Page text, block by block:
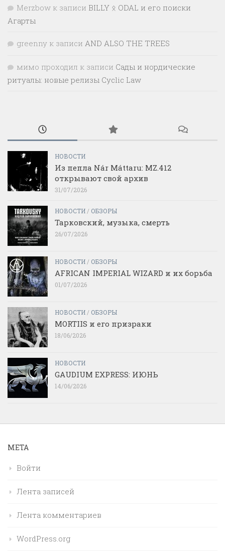
Merzbow к записи BILLY ᛟ ODAL и его поиски
Агарты
greenny к записи AND ALSO THE TREES
мимо проходил к записи Сады и нордические
ритуалы: новые релизы Cyclic Law
НОВОСТИ
Из пепла Nár Máttaru: MZ.412
открывают свой архив
31/07/2026
НОВОСТИ / ОБЗОРЫ
Тарковский, музыка, смерть
26/07/2026
НОВОСТИ / ОБЗОРЫ
AFRICAN IMPERIAL WIZARD и их борьба
01/07/2026
НОВОСТИ / ОБЗОРЫ
MORTIIS и его призраки
18/06/2026
НОВОСТИ
GAUDIUM EXPRESS: ИЮНЬ
14/06/2026
МЕТА
Войти
Лента записей
Лента комментариев
WordPress.org